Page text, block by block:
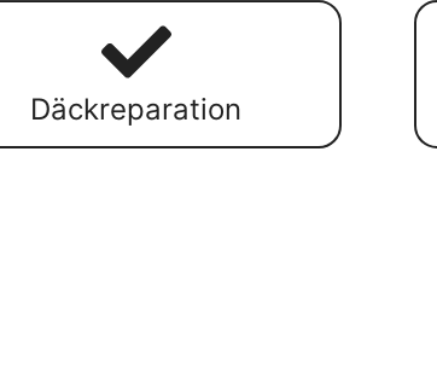
Däckreparation